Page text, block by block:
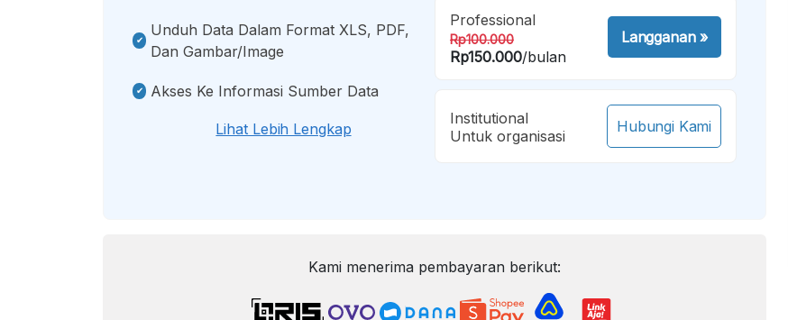
Unduh Data Dalam Format XLS, PDF,
Dan Gambar/image
Akses Ke Informasi Sumber Data
Lihat Lebih Lengkap
Professional
Rp100.000
Rp150.000/bulan
Langganan»
Institutional
Untuk organisasi
Hubungi Kami
Kami menerima pembayaran berikut: